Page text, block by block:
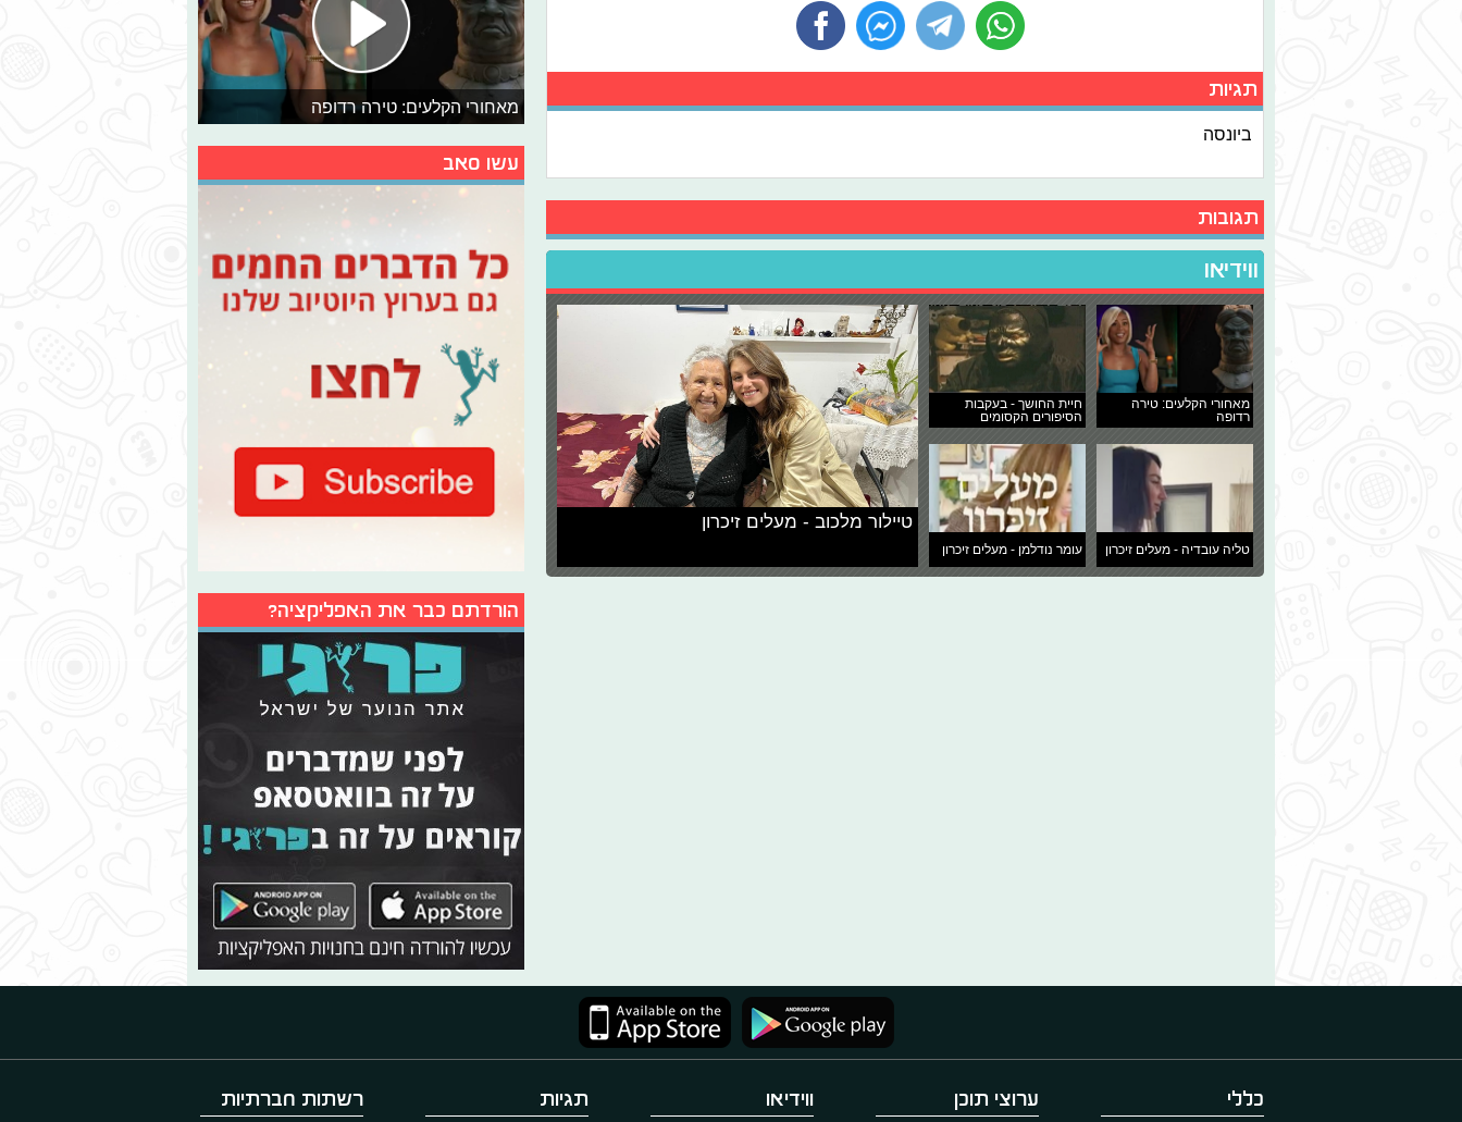
תגיות
ביונסה
תגובות
ווידיאו
מאחורי הקלעים: טירה
רדופה
חיית החושך - בעקבות
הסיפורים הקסומים
טליה עובדיה - מעלים זיכרון עומר נודלמן - מעלים זיכרון
טיילור מלכוב - מעלים זיכרון
מאחורי הקלעים: טירה רדופה
עשו סאב
הורדתם כבר את האפליקציה?
כללי ערוצי תוכן ווידיאו תגיות רשתות חברתיות